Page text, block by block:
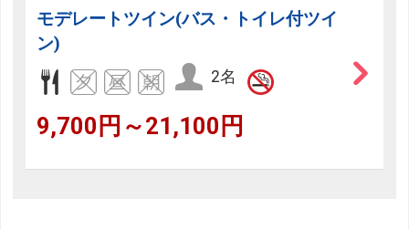
モデレートツイン(バス・トイレ付ツイ
ン)
2名
9,700円～21,100円